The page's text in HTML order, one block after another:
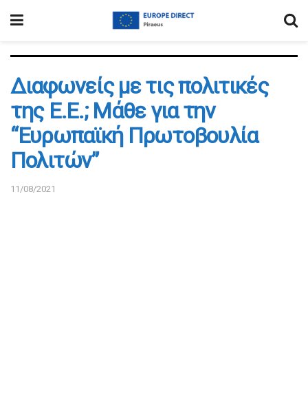
Διαφωνείς με τις πολιτικές
της Ε.Ε.; Μάθε για την
“Ευρωπαϊκή Πρωτοβουλία
Πολιτών”
11/08/2021